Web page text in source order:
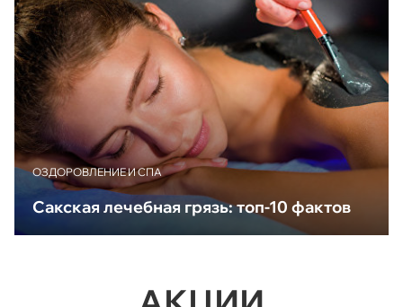
ОЗДОРОВЛЕНИЕ И СПА
Сакская лечебная грязь: топ-10 фактов